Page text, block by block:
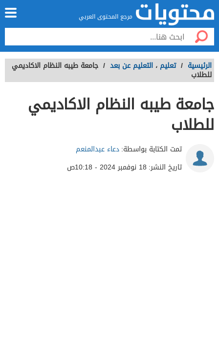
مرجع المحتوى العربي
الرئيسية / تعليم ، التعليم عن بعد / جامعة طيبه النظام الاكاديمي
للطلاب
جامعة طيبه النظام الاكاديمي
للطلاب
تمت الكتابة بواسطة:دعاء عبدالمنعم
تاريخ النشر: 18 نوفمبر 2024 - 10:18ص